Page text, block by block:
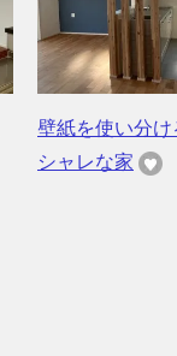
壁紙を使い分け
シャレな家